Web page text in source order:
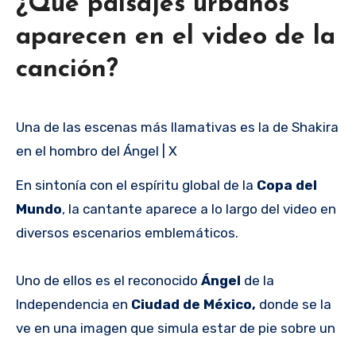
aparecen en el video de la
canción?
Una de las escenas más llamativas es la de Shakira
en el hombro del Ángel | X
En sintonía con el espíritu global de la Copa del
Mundo, la cantante aparece a lo largo del video en
diversos escenarios emblemáticos.
Uno de ellos es el reconocido Ángel de la
Independencia en Ciudad de México, donde se la
ve en una imagen que simula estar de pie sobre un